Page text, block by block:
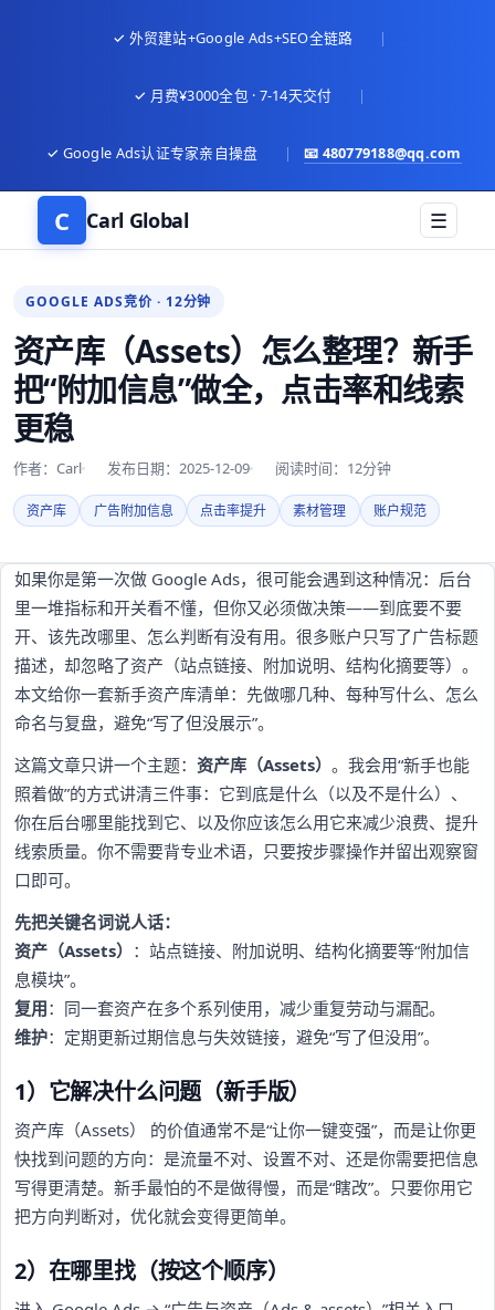
✓ 外贸建站+Google Ads+SEO全链路 |
✓ 月费¥3000全包 · 7-14天交付 |
✓ Google Ads认证专家亲自操盘 | 📧 480779188@qq.com
C Carl Global ☰
GOOGLE ADS竞价 · 12分钟
资产库（Assets）怎么整理？新手
把“附加信息”做全，点击率和线索
更稳
作者：Carl 发布日期：2025-12-09 阅读时间：12分钟
资产库 广告附加信息 点击率提升 素材管理 账户规范
如果你是第一次做 Google Ads，很可能会遇到这种情况：后台
里一堆指标和开关看不懂，但你又必须做决策——到底要不要
开、该先改哪里、怎么判断有没有用。很多账户只写了广告标题
描述，却忽略了资产（站点链接、附加说明、结构化摘要等）。
本文给你一套新手资产库清单：先做哪几种、每种写什么、怎么
命名与复盘，避免“写了但没展示”。
这篇文章只讲一个主题： 资产库（Assets） 。我会用“新手也能
照着做”的方式讲清三件事：它到底是什么（以及不是什么）、
你在后台哪里能找到它、以及你应该怎么用它来减少浪费、提升
线索质量。你不需要背专业术语，只要按步骤操作并留出观察窗
口即可。
先把关键名词说人话：
资产（Assets） ：站点链接、附加说明、结构化摘要等“附加信
息模块”。
复用：同一套资产在多个系列使用，减少重复劳动与漏配。
维护：定期更新过期信息与失效链接，避免“写了但没用”。
1）它解决什么问题（新手版）
资产库（Assets） 的价值通常不是“让你一键变强”，而是让你更
快找到问题的方向：是流量不对、设置不对、还是你需要把信息
写得更清楚。新手最怕的不是做得慢，而是“瞎改”。只要你用它
把方向判断对，优化就会变得更简单。
2）在哪里找（按这个顺序）